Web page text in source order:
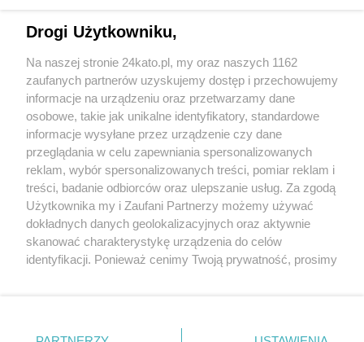
Wydawca mediów lokalnych
Nie zapomnij
zapoznać się z:
polityką prywatności regulamin korzystania z portali
Twojemiasto
Piekary Śląskie
Chorzów
Tarnowskie Góry
Skontaktuj sięz nami
Kontakt
Wydawca
Redakcja
Drogi Użytkowniku,
Na naszej stronie 24kato.pl, my oraz naszych 1162
zaufanych partnerów uzyskujemy dostęp i przechowujemy
informacje na urządzeniu oraz przetwarzamy dane
osobowe, takie jak unikalne identyfikatory, standardowe
informacje wysyłane przez urządzenie czy dane
przeglądania w celu zapewniania spersonalizowanych
reklam, wybór spersonalizowanych treści, pomiar reklam i
treści, badanie odbiorców oraz ulepszanie usług. Za zgodą
Użytkownika my i Zaufani Partnerzy możemy używać
dokładnych danych geolokalizacyjnych oraz aktywnie
skanować charakterystykę urządzenia do celów
identyfikacji. Ponieważ cenimy Twoją prywatność, prosimy
prywatności znajdujący się w lewym dolnym rogu strony